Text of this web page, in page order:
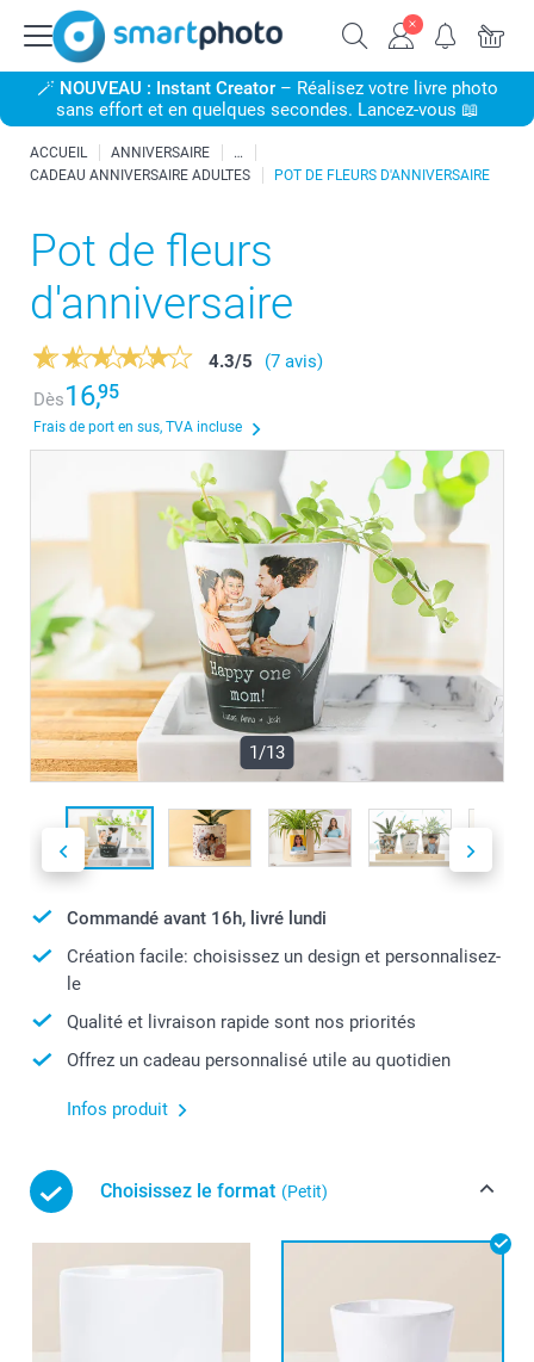
🪄 NOUVEAU : Instant Creator– Réalisez votre livre photo
sans effort et en quelques secondes. Lancez-vous 📖
ACCUEIL
ANNIVERSAIRE
CADEAU ANNIVERSAIRE ADULTES
POT DE FLEURS D'ANNIVERSAIRE
Pot de fleurs
d'anniversaire
4.3/5
(7 avis)
Dès16,95
Frais de port en sus, TVA incluse
1/13
Commandé avant 16h, livré lundi
Création facile: choisissez un design et personnalisez-
le
Qualité et livraison rapide sont nos priorités
Offrez un cadeau personnalisé utile au quotidien
Infos produit
Choisissez le format (Petit)